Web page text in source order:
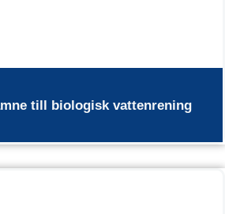
till biologisk vattenrening